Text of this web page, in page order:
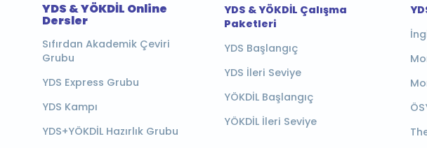
YDS & YÖKDİL Online
Dersler
Sıfırdan Akademik Çeviri
Grubu
YDS Express Grubu
YDS Kampı
YDS+YÖKDİL Hazırlık Grubu
YDS & YÖKDİL Çalışma
Paketleri
YDS Başlangıç
YDS İleri Seviye
YÖKDİL Başlangıç
YÖKDİL İleri Seviye